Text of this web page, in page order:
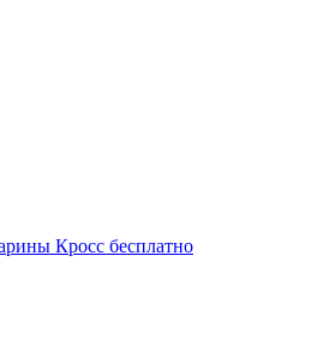
Кросс бесплатно